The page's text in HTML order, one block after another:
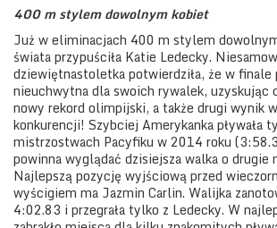
400 m stylem dowolnym kobiet
Już w eliminacjach 400 m stylem
świata przypuściła Katie Ledecky.
dziewiętnastoletka potwierdziła, że w finale
nieuchwytna dla swoich rywalek, uzyskując
nowy rekord olimpijski, a także drugi wynik
konkurencji! Szybciej Amerykanka pływała
mistrzostwach Pacyfiku w 2014 roku
powinna wyglądać dzisiejsza walka o drugie
Najlepszą pozycję wyjściową przed
wyścigiem ma Jazmin Carlin. Walijka
4:02.83 i przegrała tylko z Ledecky. W